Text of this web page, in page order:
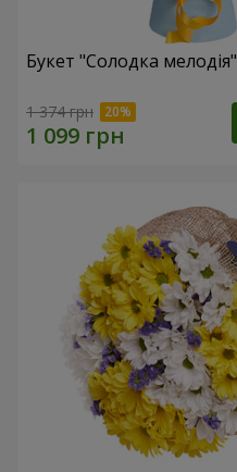
Букет "Солодка мелодія"
1 374 грн